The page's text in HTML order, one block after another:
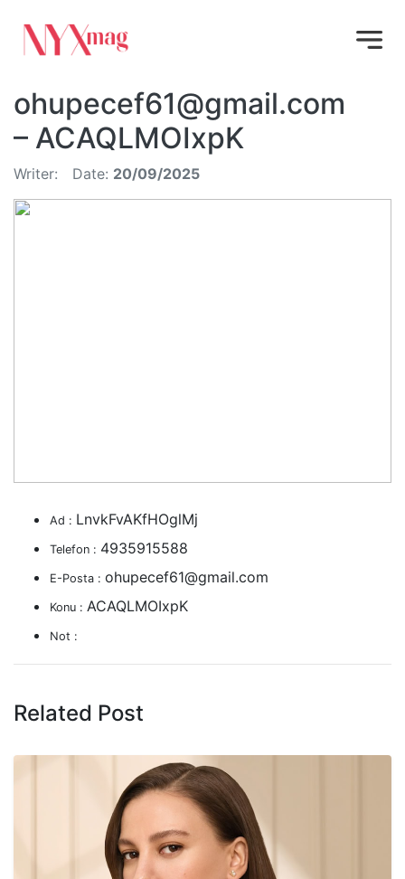
ohupecef61@gmail.com
– ACAQLMOIxpK
Writer: Date: 20/09/2025
Ad : LnvkFvAKfHOglMj
Telefon : 4935915588
E-Posta : ohupecef61@gmail.com
Konu : ACAQLMOIxpK
Not :
Related Post